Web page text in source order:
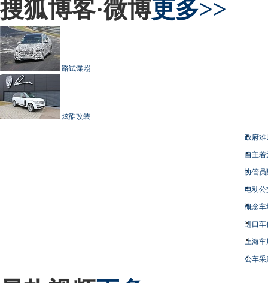
搜狐博客·微博更多>>
路试谍照
炫酷改装
政府难
自主
协管员
电动
概念车
进口车
上海
公车采